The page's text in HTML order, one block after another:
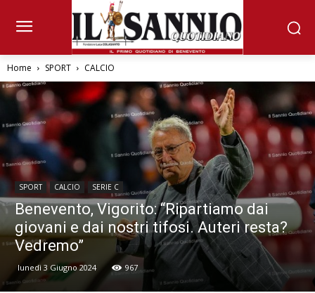
Home SPORT CALCIO
SPORT CALCIO SERIE C
Benevento, Vigorito: “Ripartiamo dai
giovani e dai nostri tifosi. Auteri resta?
Vedremo”
lunedì 3 Giugno 2024 967